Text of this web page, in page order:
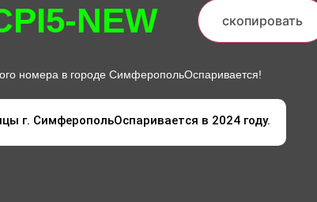
NEW скопировать
номера в городе СимферопольОспаривается!
г. СимферопольОспаривается в 2024 году.